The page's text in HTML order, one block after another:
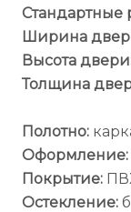
Стандартные
Ширина
Высота
Толщина
Полотно:
Оформление:
Покрытие:
Остекление: